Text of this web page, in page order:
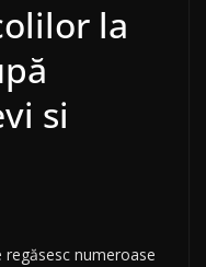
la
si
numeroase